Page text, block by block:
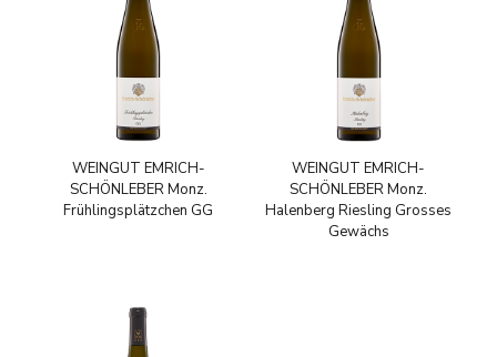
WEINGUT EMRICH-
SCHÖNLEBER Monz.
Frühlingsplätzchen GG
WEINGUT EMRICH-
SCHÖNLEBER Monz.
Halenberg Riesling Grosses
Gewächs